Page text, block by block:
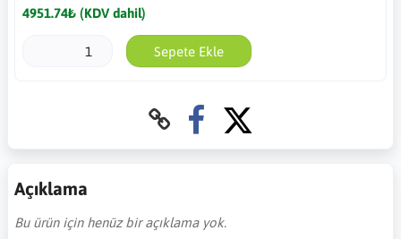
4951.74₺ (KDV dahil)
Sepete Ekle
Açıklama
Bu ürün için henüz bir açıklama yok.